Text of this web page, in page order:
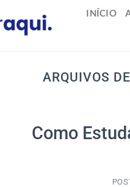
INÍCIO
ARQUIVOS
Como